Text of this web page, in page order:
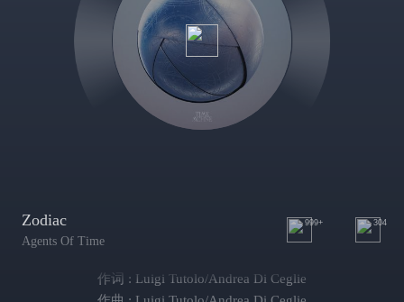
Zodiac
Agents Of Time
999+ 304
作词 : Luigi Tutolo/Andrea Di Ceglie